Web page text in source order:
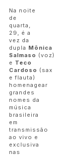
Na noite
de
quarta,
29, é a
vez da
dupla Mônica
Salmaso (voz)
e Teco
Cardoso (sax
e flauta)
homenagear
grandes
nomes da
música
brasileira
em
transmissão
ao vivo e
exclusiva
nas